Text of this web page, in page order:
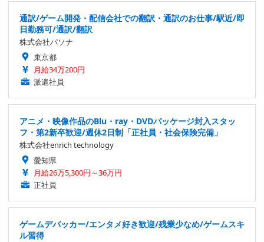
通訳/ゲーム開発・配信会社での翻訳・通訳のお仕事/駅近/即
日勤務可/通訳/翻訳
株式会社パソナ
東京都
月給34万200円
派遣社員
アニメ・映像作品のBlu・ray・DVDパッケージ封入スタッ
フ・第2新卒歓迎/週休2日制「正社員・社会保険完備」
株式会社enrich technology
愛知県
月給26万5,300円～36万円
正社員
ゲームデバッカー/エンタメ好き歓迎/残業少なめ/ゲームスキ
ル習得